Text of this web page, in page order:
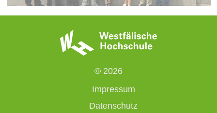
© 2026
Impressum
Datenschutz